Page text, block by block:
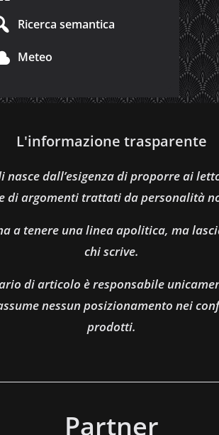
Ricerca semantica
Meteo
L'informazione trasparente
nasce dall’esigenza di proporre ai
di argomenti trattati da personalità
a tenere una linea apolitica, ma
chi scrive.
di articolo è responsabile
nessun posizionamento nei
prodotti.
Partner